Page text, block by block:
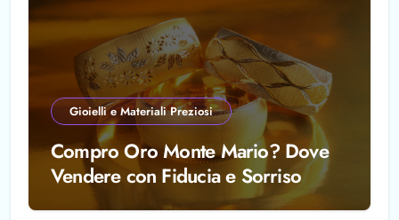
Gioielli e Materiali Preziosi
Compro Oro Monte Mario? Dove
Vendere con Fiducia e Sorriso